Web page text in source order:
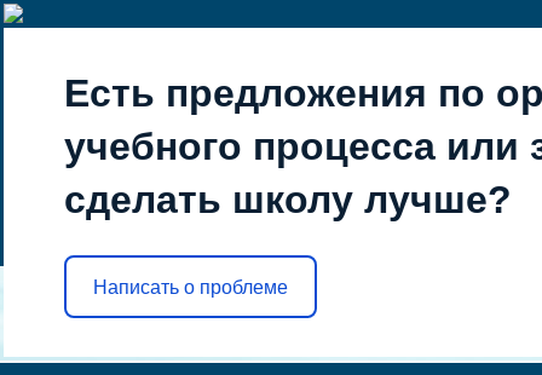
Есть предложения по
учебного процесса или
сделать школу лучше?
Написать о проблеме